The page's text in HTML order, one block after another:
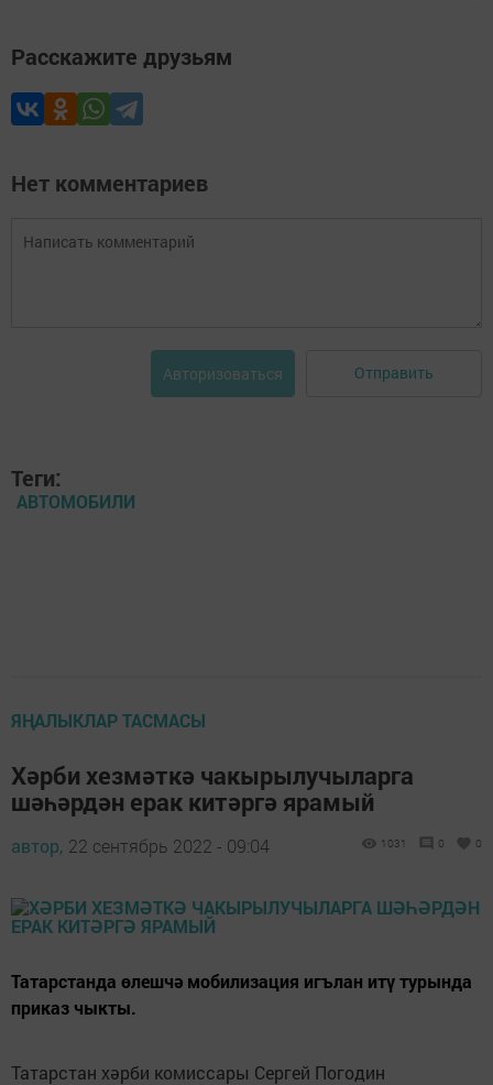
Расскажите друзьям
Нет комментариев
Авторизоваться Отправить
Теги:
АВТОМОБИЛИ
ЯҢАЛЫКЛАР ТАСМАСЫ
Хәрби хезмәткә чакырылучыларга
шәһәрдән ерак китәргә ярамый
автор, 22 сентябрь 2022 - 09:04 1031 0 0
Татарстанда өлешчә мобилизация игълан итү турында
приказ чыкты.
Татарстан хәрби комиссары Сергей Погодин